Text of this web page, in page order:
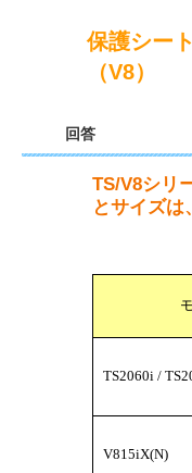
保護シー
（V8）
回答
TS/V8シリ
とサイズは
TS2060i /
V815iX(N)